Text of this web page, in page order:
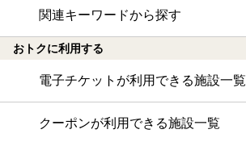
関連キーワードから探す
おトクに利用する
電子チケットが利用できる施設一覧
クーポンが利用できる施設一覧